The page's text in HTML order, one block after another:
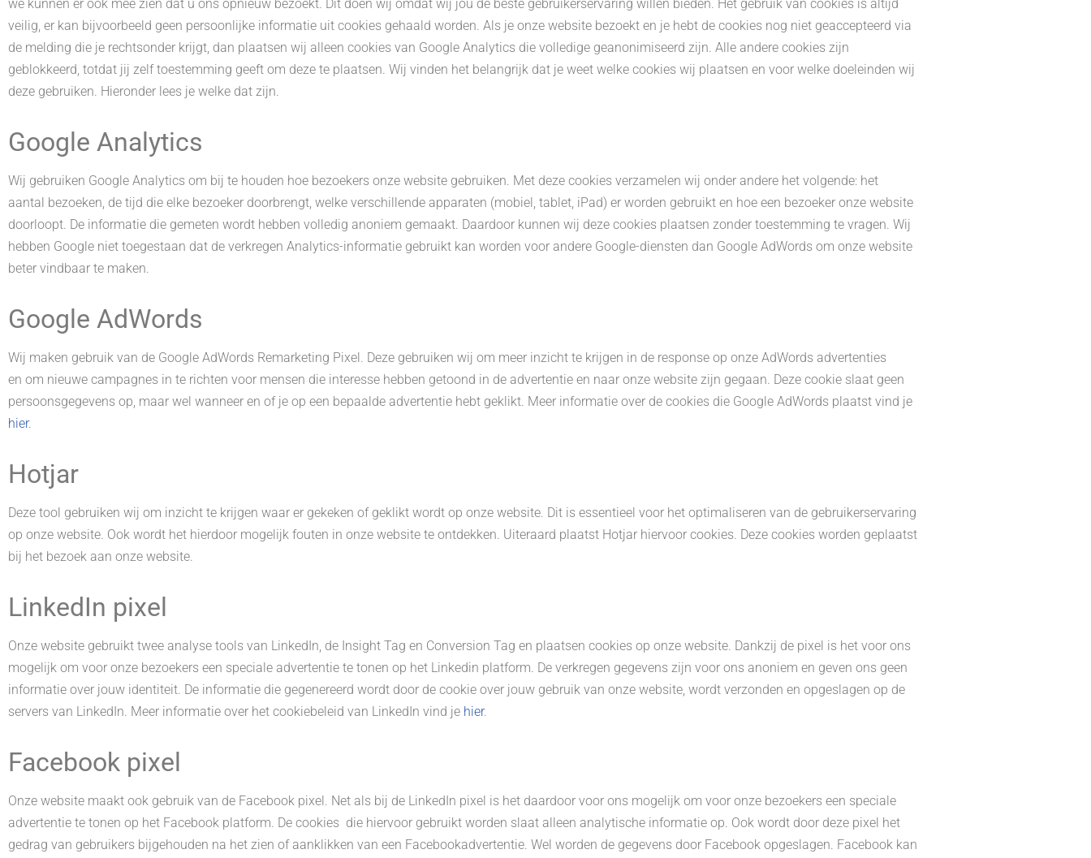
we kunnen er ook mee zien dat u ons opnieuw bezoekt. Dit doen wij omdat wij jou de beste gebruikerservaring willen bieden. Het gebruik van cookies is altijd
veilig, er kan bijvoorbeeld geen persoonlijke informatie uit cookies gehaald worden. Als je onze website bezoekt en je hebt de cookies nog niet geaccepteerd via
de melding die je rechtsonder krijgt, dan plaatsen wij alleen cookies van Google Analytics die volledige geanonimiseerd zijn. Alle andere cookies zijn
geblokkeerd, totdat jij zelf toestemming geeft om deze te plaatsen. Wij vinden het belangrijk dat je weet welke cookies wij plaatsen en voor welke doeleinden wij
deze gebruiken. Hieronder lees je welke dat zijn.
Google Analytics
Wij gebruiken Google Analytics om bij te houden hoe bezoekers onze website gebruiken. Met deze cookies verzamelen wij onder andere het volgende: het
aantal bezoeken, de tijd die elke bezoeker doorbrengt, welke verschillende apparaten (mobiel, tablet, iPad) er worden gebruikt en hoe een bezoeker onze website
doorloopt. De informatie die gemeten wordt hebben volledig anoniem gemaakt. Daardoor kunnen wij deze cookies plaatsen zonder toestemming te vragen. Wij
hebben Google niet toegestaan dat de verkregen Analytics-informatie gebruikt kan worden voor andere Google-diensten dan Google AdWords om onze website
beter vindbaar te maken.
Google AdWords
Wij maken gebruik van de Google AdWords Remarketing Pixel. Deze gebruiken wij om meer inzicht te krijgen in de response op onze AdWords advertenties
en om nieuwe campagnes in te richten voor mensen die interesse hebben getoond in de advertentie en naar onze website zijn gegaan. Deze cookie slaat geen
persoonsgegevens op, maar wel wanneer en of je op een bepaalde advertentie hebt geklikt. Meer informatie over de cookies die Google AdWords plaatst vind je
hier.
Hotjar
Deze tool gebruiken wij om inzicht te krijgen waar er gekeken of geklikt wordt op onze website. Dit is essentieel voor het optimaliseren van de gebruikerservaring
op onze website. Ook wordt het hierdoor mogelijk fouten in onze website te ontdekken. Uiteraard plaatst Hotjar hiervoor cookies. Deze cookies worden geplaatst
bij het bezoek aan onze website.
LinkedIn pixel
Onze website gebruikt twee analyse tools van LinkedIn, de Insight Tag en Conversion Tag en plaatsen cookies op onze website. Dankzij de pixel is het voor ons
mogelijk om voor onze bezoekers een speciale advertentie te tonen op het Linkedin platform. De verkregen gegevens zijn voor ons anoniem en geven ons geen
informatie over jouw identiteit. De informatie die gegenereerd wordt door de cookie over jouw gebruik van onze website, wordt verzonden en opgeslagen op de
servers van LinkedIn. Meer informatie over het cookiebeleid van LinkedIn vind je hier.
Facebook pixel
Onze website maakt ook gebruik van de Facebook pixel. Net als bij de LinkedIn pixel is het daardoor voor ons mogelijk om voor onze bezoekers een speciale
advertentie te tonen op het Facebook platform. De cookies die hiervoor gebruikt worden slaat alleen analytische informatie op. Ook wordt door deze pixel het
gedrag van gebruikers bijgehouden na het zien of aanklikken van een Facebookadvertentie. Wel worden de gegevens door Facebook opgeslagen. Facebook kan